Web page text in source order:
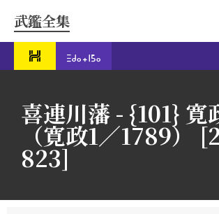
武鑑全集
喜連川藩 - {101} 寛
（寛政1／1789）
823]